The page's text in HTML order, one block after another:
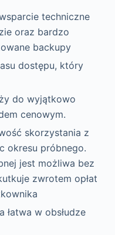
techniczne
oraz bardzo
backupy
dostępu, który
do wyjątkowo
cenowym.
skorzystania z
okresu próbnego.
jest możliwa bez
zwrotem opłat
w obsłudze